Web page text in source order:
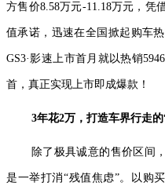
方售价8.58万元-11.18万元，凭
值承诺，迅速在全国掀起购车
GS3·影速上市首月就以热销
首，真正实现上市即成爆款！
3年花2万，打造车界行走
除了极具诚意的售价区间
是一举打消“残值焦虑”。以购